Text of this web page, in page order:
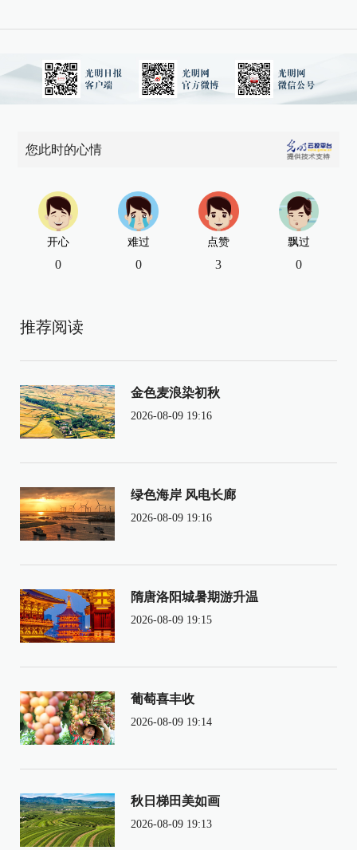
您此时的心情
开心
0
难过
0
点赞
3
飘过
0
推荐阅读
金色麦浪染初秋
2026-08-09 19:16
绿色海岸 风电长廊
2026-08-09 19:16
隋唐洛阳城暑期游升温
2026-08-09 19:15
葡萄喜丰收
2026-08-09 19:14
秋日梯田美如画
2026-08-09 19:13